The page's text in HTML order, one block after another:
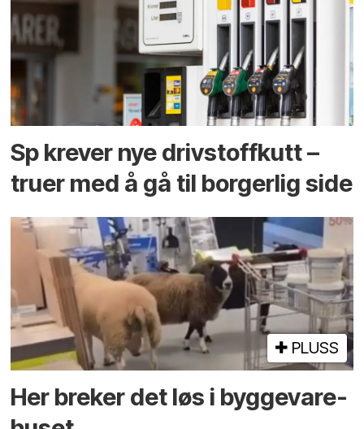
Sp krever nye drivstoffkutt –
truer med å gå til borgerlig side
PLUSS
Her breker det løs i bygge­vare­